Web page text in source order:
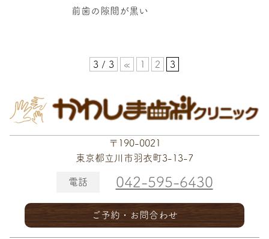
前歯の隙間が黒い
3 / 3 « 1 2 3
〒190-0021
東京都立川市羽衣町3-13-7
電話 042-595-6430
ご予約・お問合わせ